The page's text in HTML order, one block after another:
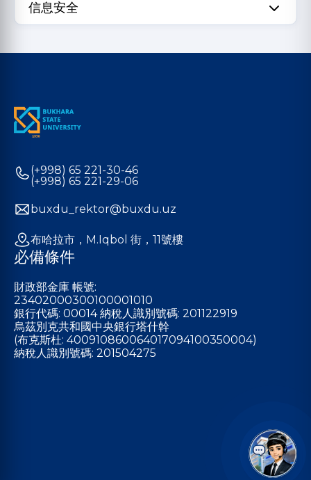
信息安全
(+998) 65 221-30-46
(+998) 65 221-29-06
buxdu_rektor@buxdu.uz
布哈拉市，M.Iqbol 街，11號樓
必備條件
財政部金庫 帳號:
23402000300100001010
銀行代碼: 00014 納稅人識別號碼: 201122919
烏茲別克共和國中央銀行塔什幹
(布克斯杜: 400910860064017094100350004)
納稅人識別號碼: 201504275